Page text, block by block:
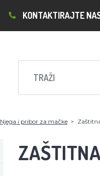
KONTAKTIRAJTE
Njega i pribor za mačke